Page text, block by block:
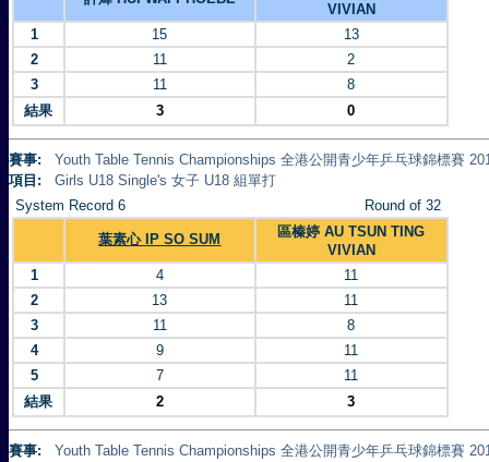
VIVIAN
1
15
13
2
11
2
3
11
8
結果
3 0
賽事:
Youth Table Tennis Championships 全港公開青少年乒乓球錦標賽
項目:
Girls U18 Single's 女子 U18 組單打
System Record 6
Round of 32
葉素心 IP SO SUM
區榛婷 AU TSUN TING
VIVIAN
1
4
11
2
13
11
3
11
8
4
9
11
5
7
11
結果
2 3
賽事:
Youth Table Tennis Championships 全港公開青少年乒乓球錦標賽